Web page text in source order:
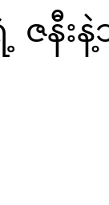
နီးနဲ့